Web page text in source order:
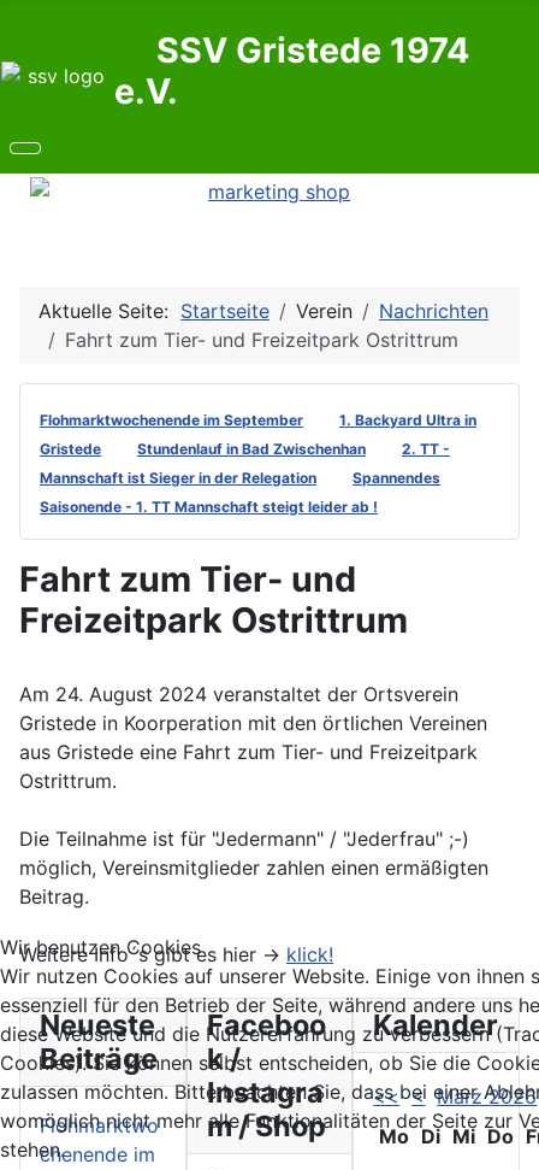
SSV Gristede 1974
e.V.
Aktuelle Seite: Startseite Verein
Nachrichten
Fahrt zum Tier- und Freizeitpark Ostrittrum
Flohmarktwochenende im September
1. Backyard Ultra in
Gristede
Stundenlauf in Bad Zwischenhan
2. TT -
Mannschaft ist Sieger in der Relegation
Spannendes
Saisonende - 1. TT Mannschaft steigt leider ab !
Fahrt zum Tier- und
Freizeitpark Ostrittrum
Am 24. August 2024 veranstaltet der Ortsverein
Gristede in Koorperation mit den örtlichen Vereinen
aus Gristede eine Fahrt zum Tier- und Freizeitpark
Ostrittrum.
Die Teilnahme ist für "Jedermann" / "Jederfrau" ;-)
möglich, Vereinsmitglieder zahlen einen ermäßigten
Beitrag.
Weitere Info´s gibt es hier -> klick!
Neueste
Beiträge
Flohmarktwo
chenende im
Faceboo
k /
Instagra
m / Shop
Kalender
<< < März 2026
Mo Di Mi Do
Wir benutzen Cookies
Wir nutzen Cookies auf unserer Website. Einige von ihnen
essenziell für den Betrieb der Seite, während andere uns
diese Website und die Nutzererfahrung zu verbessern
Cookies). Sie können selbst entscheiden, ob Sie die
zulassen möchten. Bitte beachten Sie, dass bei einer
womöglich nicht mehr alle Funktionalitäten der Seite zur
stehen.